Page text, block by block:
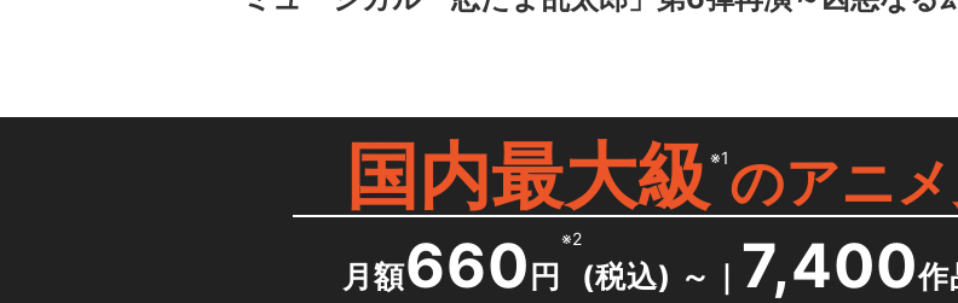
国内最大級 ※1のアニ
月額660 円
※2
(税込) ～ ｜ 7,400作